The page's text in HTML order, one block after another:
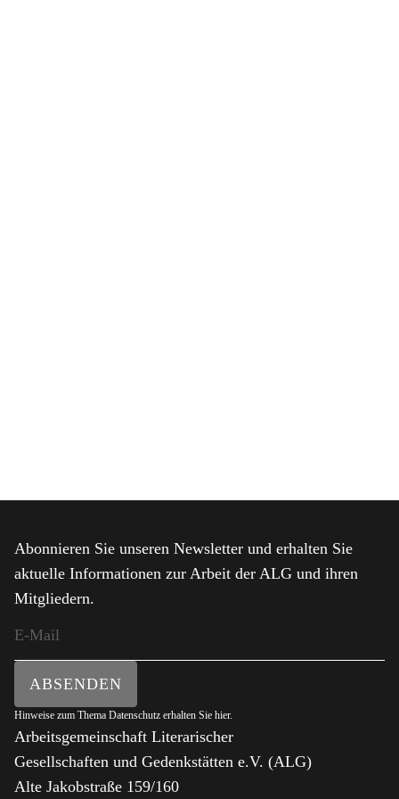
Abonnieren Sie unseren Newsletter und erhalten Sie
aktuelle Informationen zur Arbeit der ALG und ihren
Mitgliedern.
ABSENDEN
Hinweise zum Thema Datenschutz erhalten Sie hier.
Arbeitsgemeinschaft Literarischer
Gesellschaften und Gedenkstätten e.V. (ALG)
Alte Jakobstraße 159/160